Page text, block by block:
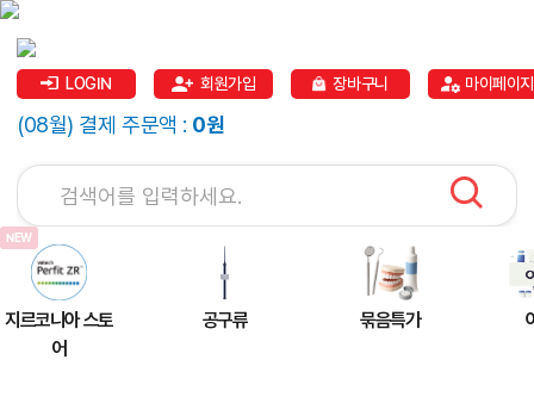
LOGIN 회원가입 장바구니 마이페이지
(08월) 결제 주문액 : 0원
지르코니아 스토
어
공구류 묶음특가